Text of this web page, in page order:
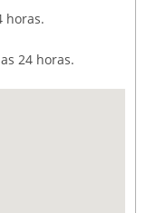
horas.
24 horas.